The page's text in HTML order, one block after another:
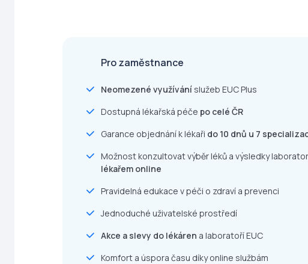
Pro zaměstnance
Neomezené využívání služeb EUC Plus
Dostupná lékařská péče po celé ČR
Garance objednání k lékaři do 10 dnů u 7
Možnost konzultovat výběr léků a výsledky
lékařem online
Pravidelná edukace v péči o zdraví a prevenci
Jednoduché uživatelské prostředí
Akce a slevy do lékáren a laboratoří EUC
Komfort a úspora času díky online službám